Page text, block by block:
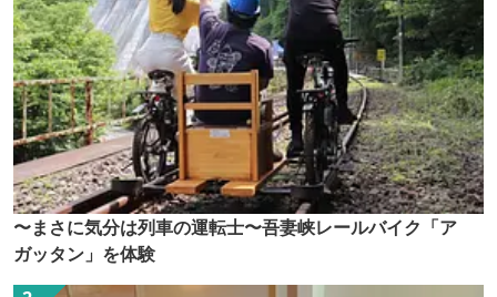
〜まさに気分は列車の運転士〜吾妻峡レールバイク「ア
ガッタン」を体験